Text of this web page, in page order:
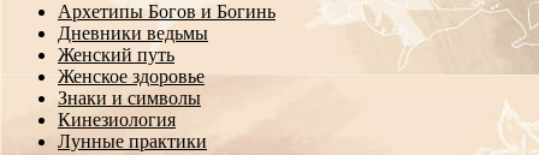
Архетипы Богов и Богинь
Дневники ведьмы
Женский путь
Женское здоровье
Знаки и символы
Кинезиология
Лунные практики